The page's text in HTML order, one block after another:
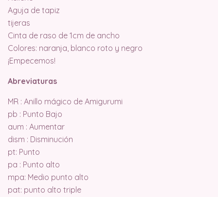
Aguja de tapiz
tijeras
Cinta de raso de 1cm de ancho
Colores: naranja, blanco roto y negro
¡Empecemos!
Abreviaturas
MR : Anillo mágico de Amigurumi
pb : Punto Bajo
aum : Aumentar
dism : Disminución
pt: Punto
pa : Punto alto
mpa: Medio punto alto
pat: punto alto triple